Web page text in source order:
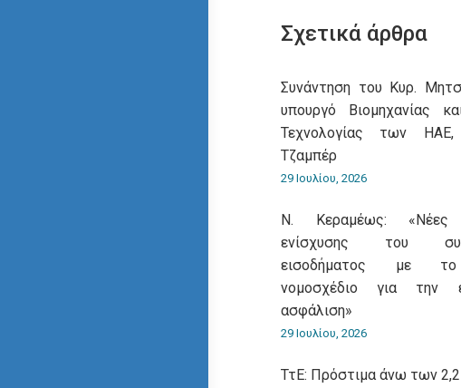
Σχετικά άρθρα
Συνάντηση του Κυρ.
υπουργό Βιομηχανίας
Τεχνολογίας των
Τζαμπέρ
29 Ιουλίου, 2026
Ν. Κεραμέως: «Νέες
ενίσχυσης του
εισοδήματος με το
νομοσχέδιο για την
ασφάλιση»
29 Ιουλίου, 2026
ΤτΕ: Πρόστιμα άνω των